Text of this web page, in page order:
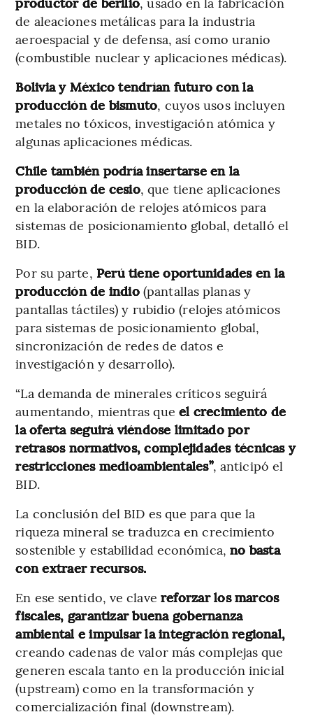
de aleaciones metálicas para la industria
aeroespacial y de defensa, así como uranio
(combustible nuclear y aplicaciones médicas).
Bolivia y México tendrían futuro con la
producción de bismuto, cuyos usos incluyen
metales no tóxicos, investigación atómica y
algunas aplicaciones médicas.
Chile también podría insertarse en la
producción de cesio, que tiene aplicaciones
en la elaboración de relojes atómicos para
sistemas de posicionamiento global, detalló el
BID.
Por su parte, Perú tiene oportunidades en la
producción de indio(pantallas planas y
pantallas táctiles) y rubidio (relojes atómicos
para sistemas de posicionamiento global,
sincronización de redes de datos e
investigación y desarrollo).
“La demanda de minerales críticos seguirá
aumentando, mientras que el crecimiento de
la oferta seguirá viéndose limitado por
retrasos normativos, complejidades técnicas y
restricciones medioambientales”, anticipó el
BID.
La conclusión del BID es que para que la
riqueza mineral se traduzca en crecimiento
sostenible y estabilidad económica, no basta
con extraer recursos.
En ese sentido, ve clave reforzar los marcos
fiscales, garantizar buena gobernanza
ambiental e impulsar la integración regional,
creando cadenas de valor más complejas que
generen escala tanto en la producción inicial
(upstream) como en la transformación y
comercialización final (downstream).